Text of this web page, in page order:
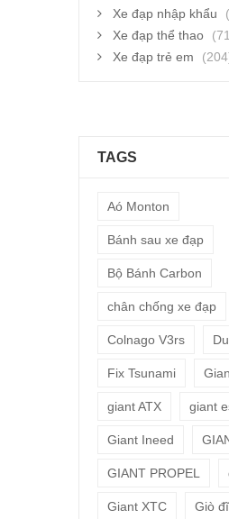
Xe đạp nhập khẩu
Xe đạp thể thao
Xe đạp trẻ em
TAGS
Aó Monton
Bánh sau xe đạp
Bộ Bánh Carbon
chân chống xe đạp
Colnago V3rs
Fix Tsunami
giant ATX giant
Giant Ineed
GIANT PROPEL
Giant XTC Giò